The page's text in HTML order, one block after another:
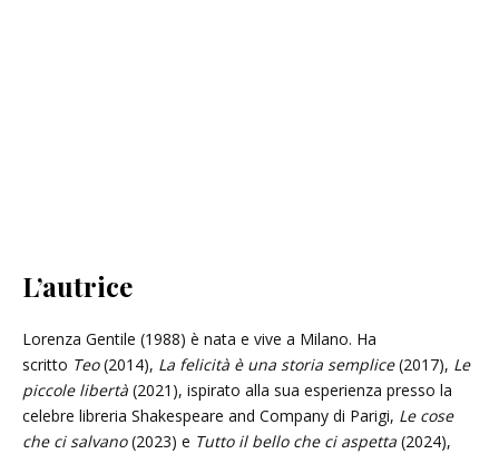
L’autrice
Lorenza Gentile (1988) è nata e vive a Milano. Ha
scritto Teo(2014), La felicità è una storia semplice(2017), Le
piccole libertà (2021), ispirato alla sua esperienza presso la
celebre libreria Shakespeare and Company di Parigi, Le cose
che ci salvano(2023) e Tutto il bello che ci aspetta (2024),